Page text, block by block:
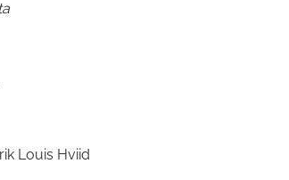
Louis Hviid